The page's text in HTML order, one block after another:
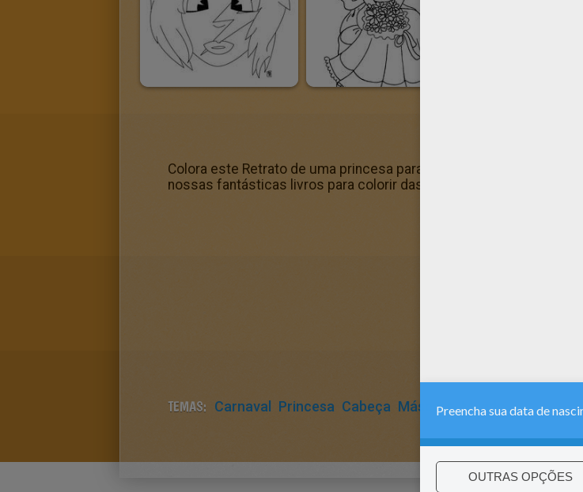
Colora este Retrato de uma princesa para colorir e muitos outros
nossas fantásticas livros para colorir das Páginas para colorir
TEMAS: Carnaval Princesa Cabeça Máscara Mundo